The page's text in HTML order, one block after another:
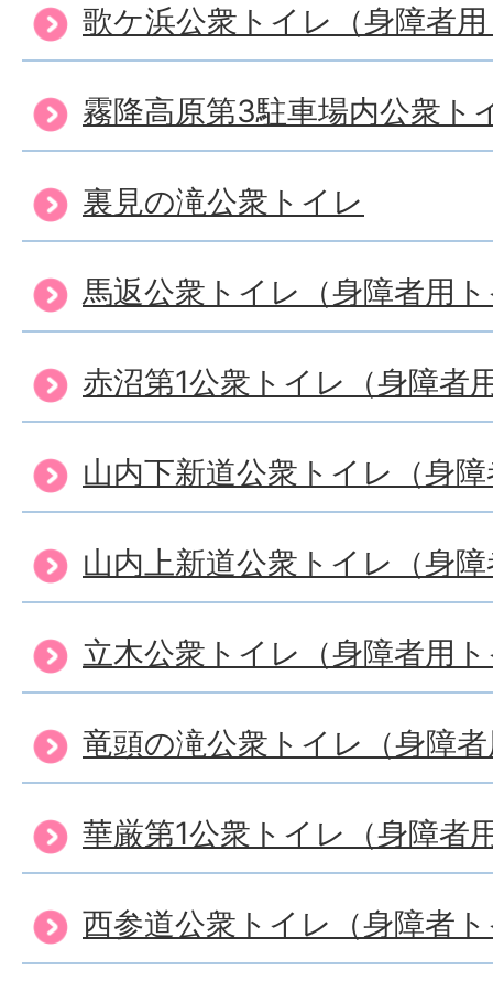
歌ケ浜公衆トイレ（身障者
霧降高原第3駐車場内公衆ト
裏見の滝公衆トイレ
馬返公衆トイレ（身障者用
赤沼第1公衆トイレ（身障者
山内下新道公衆トイレ（身
山内上新道公衆トイレ（身
立木公衆トイレ（身障者用
竜頭の滝公衆トイレ（身障
華厳第1公衆トイレ（身障者
西参道公衆トイレ（身障者